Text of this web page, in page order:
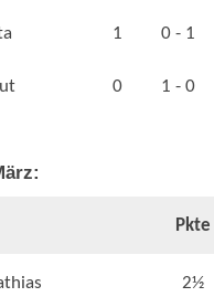
1 0 - 1
0 1 - 0
Pkte
2½